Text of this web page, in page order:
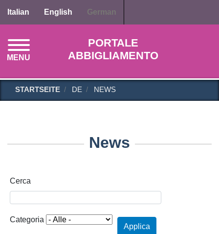
Italian English German
PORTALE
ABBIGLIAMENTO
MENU
STARTSEITE DE NEWS
News
Cerca
Categoria
Applica